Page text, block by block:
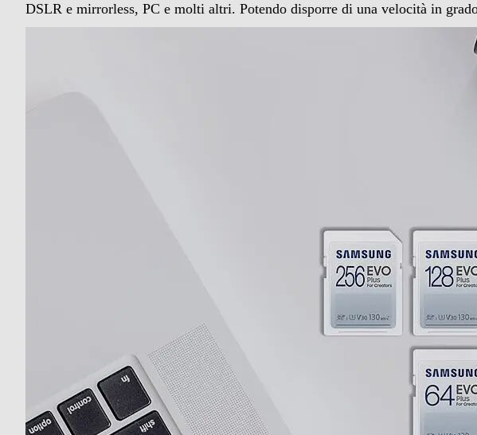
DSLR e mirrorless, PC e molti altri. Potendo disporre di una velocità in